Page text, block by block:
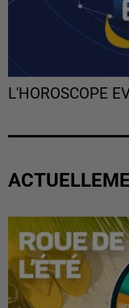
L'HOROSCOPE